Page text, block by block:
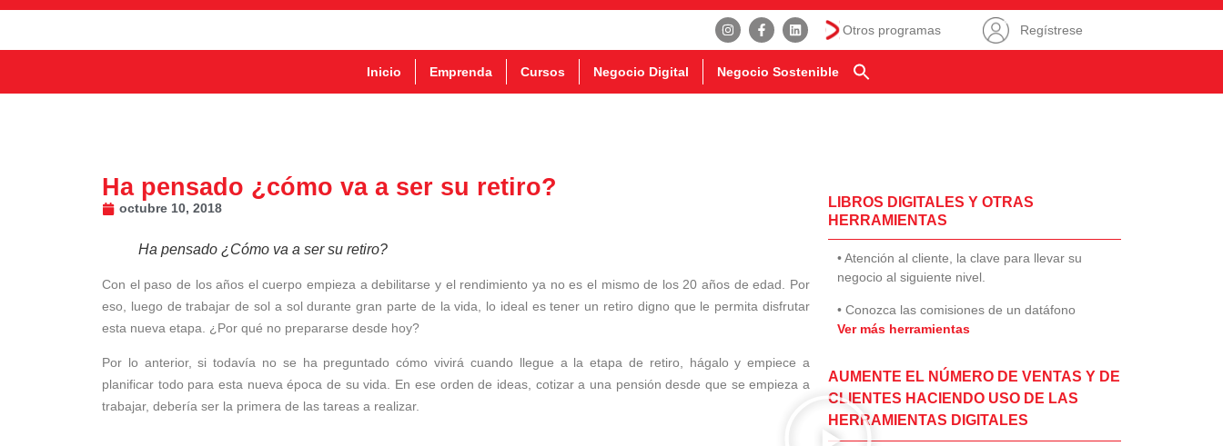
Otros programas Regístrese
Inicio Emprenda Cursos Negocio Digital Negocio Sostenible
Ha pensado ¿cómo va a ser su retiro?
octubre 10, 2018
Ha pensado ¿Cómo va a ser su retiro?
Con el paso de los años el cuerpo empieza a debilitarse y el rendimiento ya no es el mismo de los 20 años de edad. Por
eso, luego de trabajar de sol a sol durante gran parte de la vida, lo ideal es tener un retiro digno que le permita disfrutar
esta nueva etapa. ¿Por qué no prepararse desde hoy?
Por lo anterior, si todavía no se ha preguntado cómo vivirá cuando llegue a la etapa de retiro, hágalo y empiece a
planificar todo para esta nueva época de su vida. En ese orden de ideas, cotizar a una pensión desde que se empieza a
trabajar, debería ser la primera de las tareas a realizar.
LIBROS DIGITALES Y OTRAS
HERRAMIENTAS
• Atención al cliente, la clave para llevar su
negocio al siguiente nivel.
• Conozca las comisiones de un datáfono
Ver más herramientas
AUMENTE EL NÚMERO DE VENTAS Y DE
CLIENTES HACIENDO USO DE LAS
HERRAMIENTAS DIGITALES